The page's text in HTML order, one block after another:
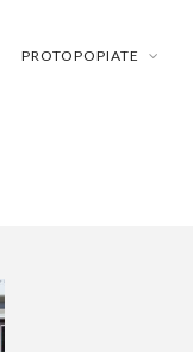
PROTOPOPIATE